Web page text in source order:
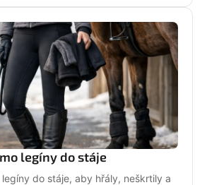
legíny do stáje
do stáje, aby hřály, neškrtily a